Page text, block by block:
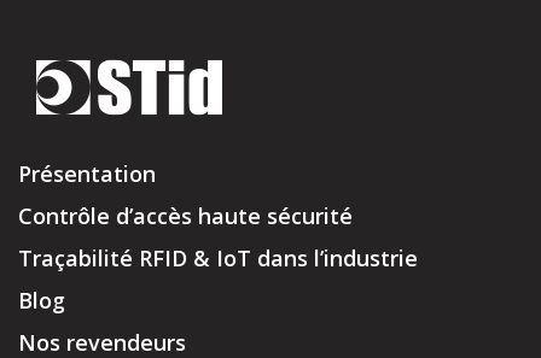
Présentation
Contrôle d’accès haute sécurité
Traçabilité RFID & IoT dans l’industrie
Blog
Nos revendeurs